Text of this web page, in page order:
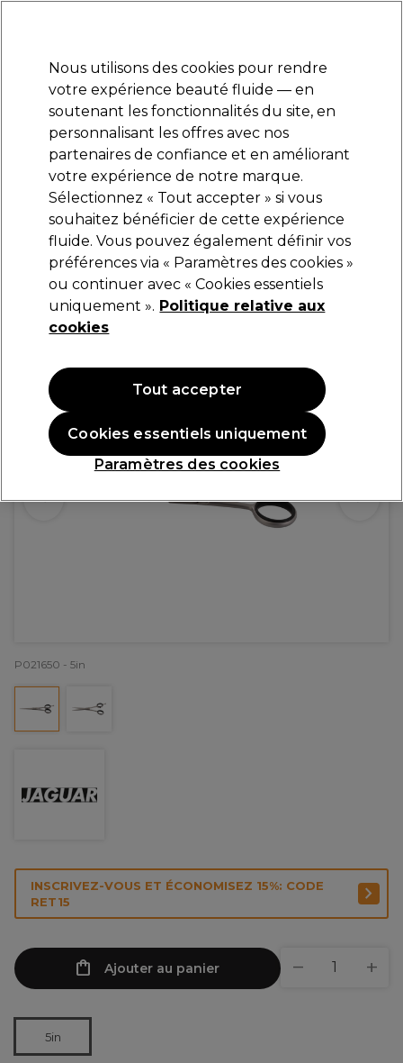
Se connecter
Marques Bons plans Coiffure Electro et Matériel
Livraison et délais
lire la suite
Jaguar Ciseaux White Line Satin Plus 5 - 4750
125,09 €
P021650 - 5in
INSCRIVEZ-VOUS ET ÉCONOMISEZ 15%: CODE
RET15
Ajouter au panier
5in
Nous utilisons des cookies pour rendre
votre expérience beauté fluide — en
soutenant les fonctionnalités du site, en
personnalisant les offres avec nos
partenaires de confiance et en améliorant
votre expérience de notre marque.
Sélectionnez « Tout accepter » si vous
souhaitez bénéficier de cette expérience
fluide. Vous pouvez également définir vos
préférences via « Paramètres des cookies »
ou continuer avec « Cookies essentiels
uniquement ». Politique relative aux
cookies
Paramètres des cookies
Cookies essentiels uniquement
Tout accepter